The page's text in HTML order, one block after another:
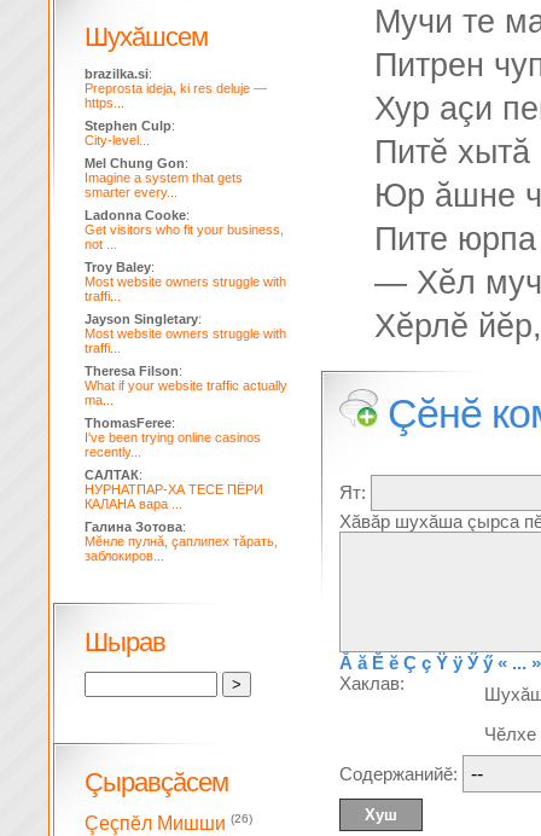
Мучи те
Питрен
Хур аçи
Питĕ хытă
Юр ăшне
Пите
— Хĕл
Хĕрлĕ
Çĕнĕ
Ят:
Хăвăр шухăша çырса
Ă ă Ĕ ĕ Ç ç Ÿ ÿ Ӳ ӳ « ... »
Хаклав:
Содержанийĕ:
Шухăшсем
brazilka.si:
Preprosta ideja, ki res deluje —
https...
Stephen Culp:
City-level...
Mel Chung Gon:
Imagine a system that gets
smarter every...
Ladonna Cooke:
Get visitors who fit your business,
not ...
Troy Baley:
Most website owners struggle with
traffi...
Jayson Singletary:
Most website owners struggle with
traffi...
Theresa Filson:
What if your website traffic actually
ma...
ThomasFeree:
I've been trying online casinos
recently...
САЛТАК:
НУРНАТПАР-ХА ТЕСЕ ПЁРИ
КАЛАНА вара ...
Галина Зотова:
Мĕнле пулнă, çаплипех тăрать,
заблокиров...
Шырав
Çыравçăсем
Çеçпĕл Мишши (26)